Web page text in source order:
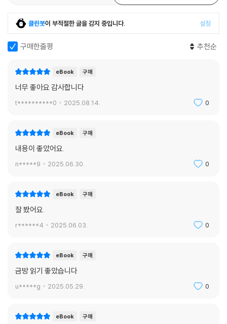
클린봇이 부적절한 글을 감지 중입니다. 설정
구매한줄평 추천순
eBook 구매
너무 좋아요 감사합니다
t**********0 2025.08.14. 0
eBook 구매
내용이 좋았어요.
n*****9 2025.06.30. 0
eBook 구매
잘 봤어요.
r******4 2025.06.03. 0
eBook 구매
금방 읽기 좋았습니다
u*****g 2025.05.29. 0
eBook 구매